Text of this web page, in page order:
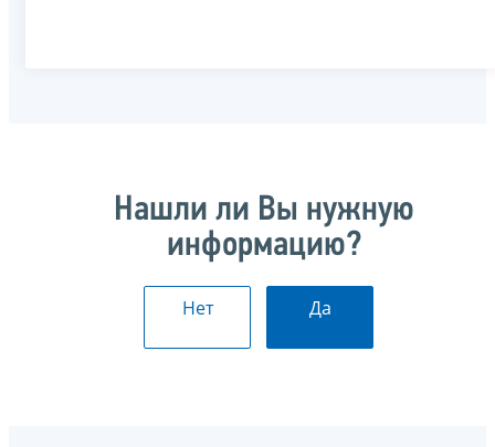
Нашли ли Вы нужную
информацию?
Нет Да